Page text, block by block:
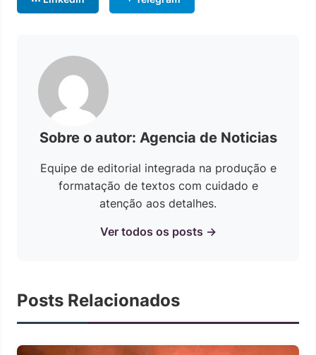
Sobre o autor: Agencia de Noticias
Equipe de editorial integrada na produção e
formatação de textos com cuidado e
atenção aos detalhes.
Ver todos os posts →
Posts Relacionados